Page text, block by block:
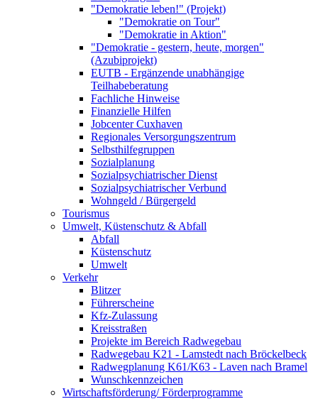
"Demokratie leben!" (Projekt)
"Demokratie on Tour"
"Demokratie in Aktion"
"Demokratie - gestern, heute, morgen"
(Azubiprojekt)
EUTB - Ergänzende unabhängige
Teilhabeberatung
Fachliche Hinweise
Finanzielle Hilfen
Jobcenter Cuxhaven
Regionales Versorgungszentrum
Selbsthilfegruppen
Sozialplanung
Sozialpsychiatrischer Dienst
Sozialpsychiatrischer Verbund
Wohngeld / Bürgergeld
Tourismus
Umwelt, Küstenschutz & Abfall
Abfall
Küstenschutz
Umwelt
Verkehr
Blitzer
Führerscheine
Kfz-Zulassung
Kreisstraßen
Projekte im Bereich Radwegebau
Radwegebau K21 - Lamstedt nach Bröckelbeck
Radwegplanung K61/K63 - Laven nach Bramel
Wunschkennzeichen
Wirtschaftsförderung/ Förderprogramme